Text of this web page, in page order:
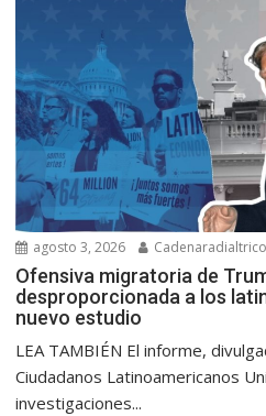
agosto 3, 2026
Ofensiva migratoria de
desproporcionada a los
nuevo estudio
LEA TAMBIÉN El informe,
Ciudadanos Latinoamericanos
investigaciones...